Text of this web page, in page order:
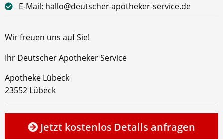
E-Mail: hallo@deutscher-apotheker-service.de
Wir freuen uns auf Sie!
Ihr Deutscher Apotheker Service
Apotheke Lübeck
23552 Lübeck
Jetzt kostenlos Details anfragen